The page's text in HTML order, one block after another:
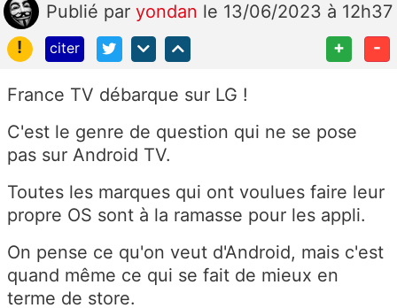
Publié par yondan le 13/06/2023 à 12h37
!
citer + -
France TV débarque sur LG !
C'est le genre de question qui ne se pose
pas sur Android TV.
Toutes les marques qui ont voulues faire leur
propre OS sont à la ramasse pour les appli.
On pense ce qu'on veut d'Android, mais c'est
quand même ce qui se fait de mieux en
terme de store.